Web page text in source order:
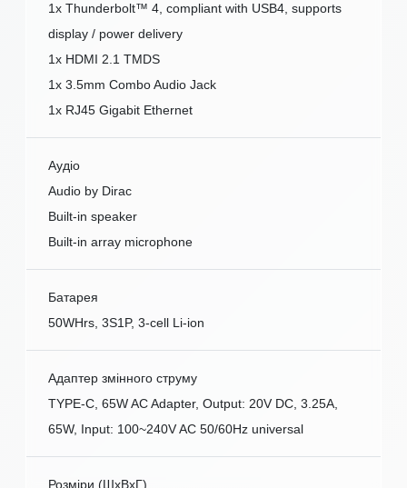
1x Thunderbolt™ 4, compliant with USB4, supports
display / power delivery
1x HDMI 2.1 TMDS
1x 3.5mm Combo Audio Jack
1x RJ45 Gigabit Ethernet
Аудіо
Audio by Dirac
Built-in speaker
Built-in array microphone
Батарея
50WHrs, 3S1P, 3-cell Li-ion
Адаптер змінного струму
TYPE-C, 65W AC Adapter, Output: 20V DC, 3.25A,
65W, Input: 100~240V AC 50/60Hz universal
Розміри (ШxВxГ)